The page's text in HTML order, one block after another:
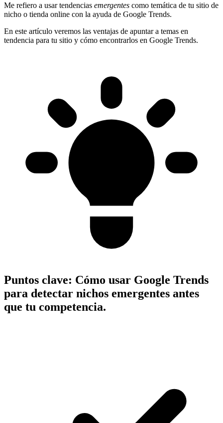
Me refiero a usar tendencias emergentes como temática de tu sitio de
nicho o tienda online con la ayuda de Google Trends.
En este artículo veremos las ventajas de apuntar a temas en
tendencia para tu sitio y cómo encontrarlos en Google Trends.
Puntos clave: Cómo usar Google Trends
para detectar nichos emergentes antes
que tu competencia.